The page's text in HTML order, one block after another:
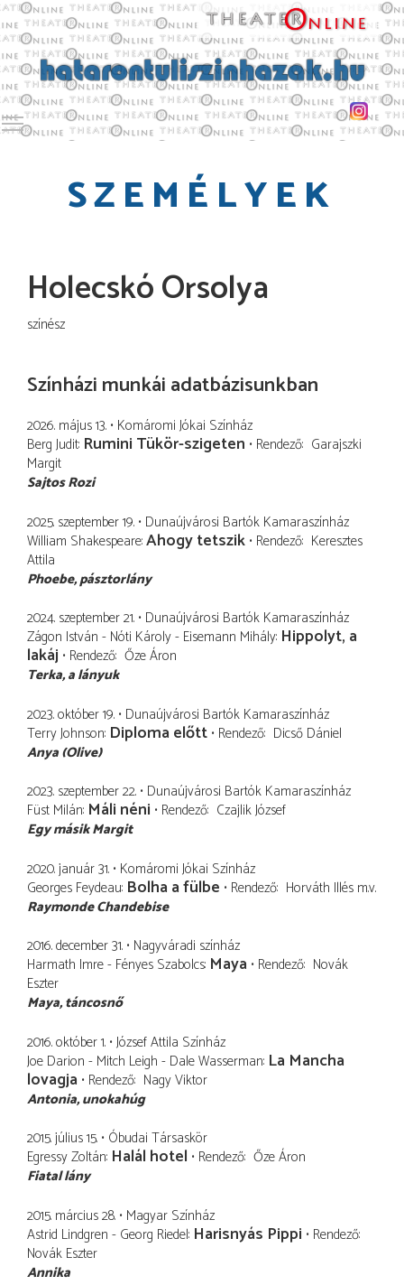
Toggle main menu visibility
SZEMÉLYEK
Holecskó Orsolya
színész
Színházi munkái adatbázisunkban
2026. május 13. Komáromi Jókai Színház
Berg Judit Rumini Tükör-szigeten Rendező Garajszki
Margit
Sajtos Rozi
2025. szeptember 19. Dunaújvárosi Bartók Kamaraszínház
William Shakespeare Ahogy tetszik Rendező Keresztes
Attila
Phoebe pásztorlány
2024. szeptember 21. Dunaújvárosi Bartók Kamaraszínház
Zágon István - Nóti Károly - Eisemann Mihály Hippolyt, a
lakáj Rendező Őze Áron
Terka a lányuk
2023. október 19. Dunaújvárosi Bartók Kamaraszínház
Terry Johnson Diploma előtt Rendező Dicső Dániel
Anya (Olive)
2023. szeptember 22. Dunaújvárosi Bartók Kamaraszínház
Füst Milán Máli néni Rendező Czajlik József
Egy másik Margit
2020. január 31. Komáromi Jókai Színház
Georges Feydeau Bolha a fülbe Rendező Horváth Illés m.v.
Raymonde Chandebise
2016. december 31. Nagyváradi színház
Harmath Imre - Fényes Szabolcs Maya Rendező Novák
Eszter
Maya táncosnő
2016. október 1. József Attila Színház
Joe Darion - Mitch Leigh - Dale Wasserman La Mancha
lovagja Rendező Nagy Viktor
Antonia unokahúg
2015. július 15. Óbudai Társaskör
Egressy Zoltán Halál hotel Rendező Őze Áron
Fiatal lány
2015. március 28. Magyar Színház
Astrid Lindgren - Georg Riedel Harisnyás Pippi Rendező
Novák Eszter
Annika